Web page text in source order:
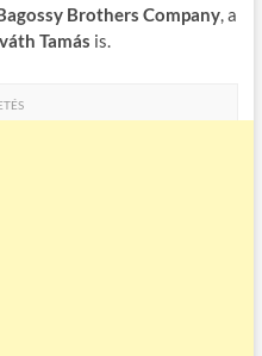
Brothers Company, a
Tamás is.